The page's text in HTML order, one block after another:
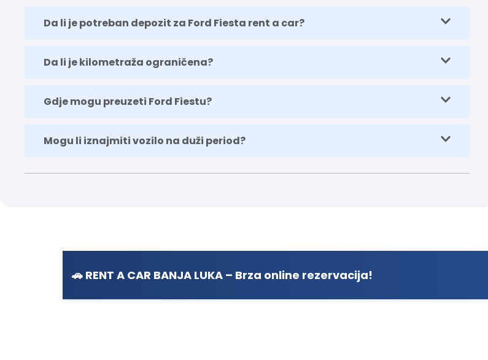
Da li je potreban depozit za Ford Fiesta rent a car?
Da li je kilometraža ograničena?
Gdje mogu preuzeti Ford Fiestu?
Mogu li iznajmiti vozilo na duži period?
🚗 RENT A CAR BANJA LUKA – Brza online rezervacija!